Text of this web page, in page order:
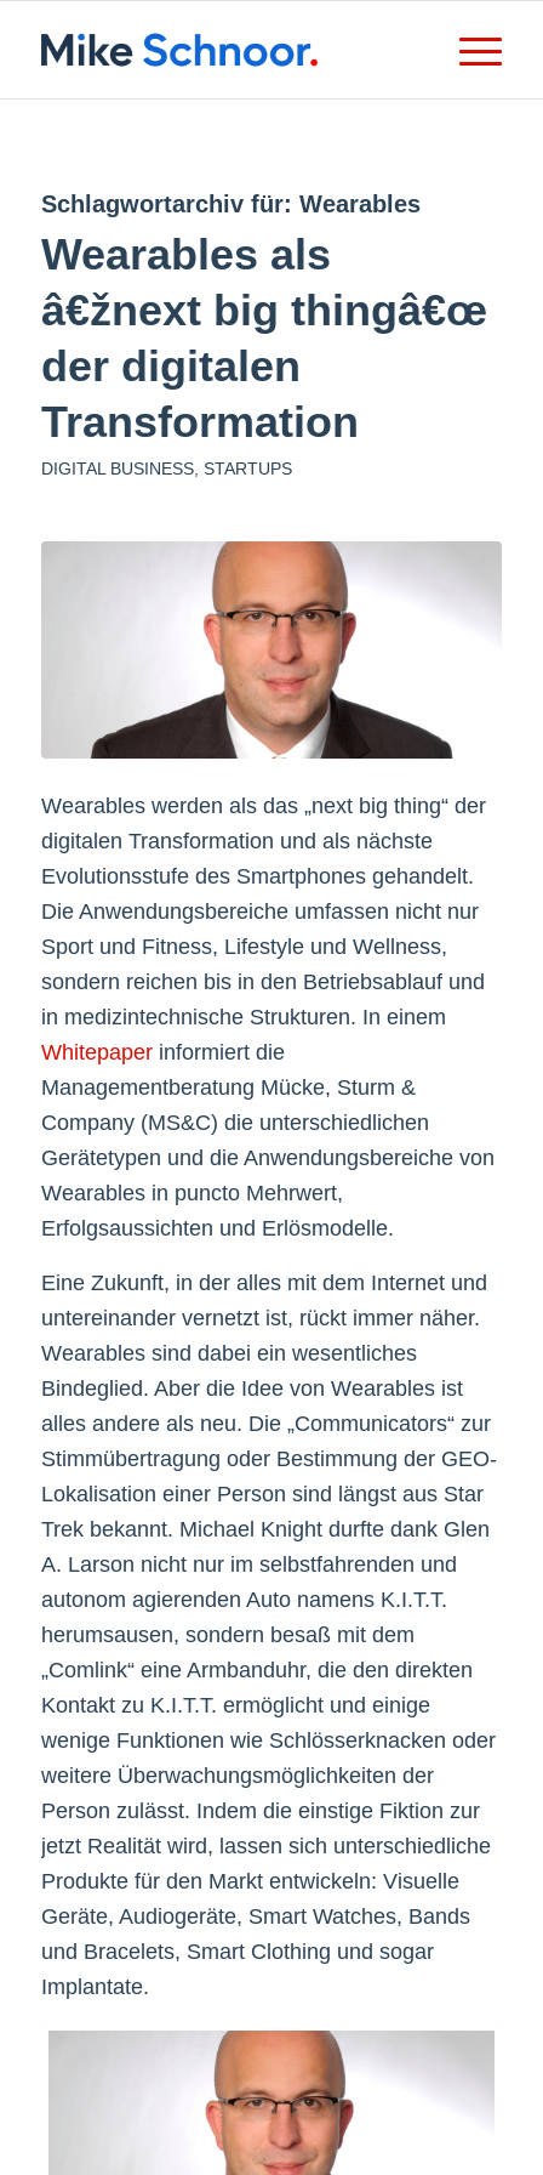
Schlagwortarchiv für: Wearables
Wearables als
â€žnext big thingâ€œ
der digitalen
Transformation
DIGITAL BUSINESS, STARTUPS
Wearables werden als das „next big thing“ der
digitalen Transformation und als nächste
Evolutionsstufe des Smartphones gehandelt.
Die Anwendungsbereiche umfassen nicht nur
Sport und Fitness, Lifestyle und Wellness,
sondern reichen bis in den Betriebsablauf und
in medizintechnische Strukturen. In einem
Whitepaperinformiert die
Managementberatung Mücke, Sturm &
Company (MS&C) die unterschiedlichen
Gerätetypen und die Anwendungsbereiche von
Wearables in puncto Mehrwert,
Erfolgsaussichten und Erlösmodelle.
Eine Zukunft, in der alles mit dem Internet und
untereinander vernetzt ist, rückt immer näher.
Wearables sind dabei ein wesentliches
Bindeglied. Aber die Idee von Wearables ist
alles andere als neu. Die „Communicators“ zur
Stimmübertragung oder Bestimmung der GEO-
Lokalisation einer Person sind längst aus Star
Trek bekannt. Michael Knight durfte dank Glen
A. Larson nicht nur im selbstfahrenden und
autonom agierenden Auto namens K.I.T.T.
herumsausen, sondern besaß mit dem
„Comlink“ eine Armbanduhr, die den direkten
Kontakt zu K.I.T.T. ermöglicht und einige
wenige Funktionen wie Schlösserknacken oder
weitere Überwachungsmöglichkeiten der
Person zulässt. Indem die einstige Fiktion zur
jetzt Realität wird, lassen sich unterschiedliche
Produkte für den Markt entwickeln: Visuelle
Geräte, Audiogeräte, Smart Watches, Bands
und Bracelets, Smart Clothing und sogar
Implantate.